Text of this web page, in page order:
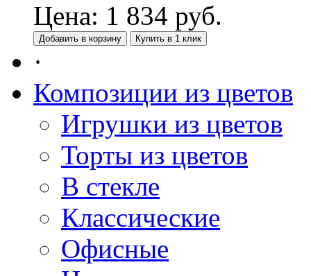
Цена: 1 834 руб.
Добавить в корзину Купить в 1 клик
·
Композиции из цветов
Игрушки из цветов
Торты из цветов
В стекле
Классические
Офисные